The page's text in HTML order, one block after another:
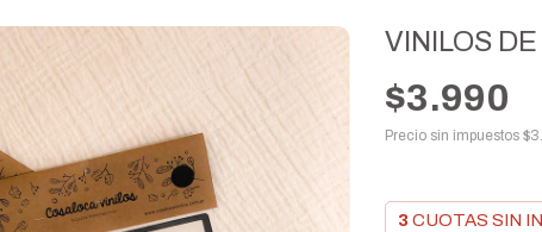
VINILOS
$3.990
Precio sin impuestos
3 CUOTAS SIN